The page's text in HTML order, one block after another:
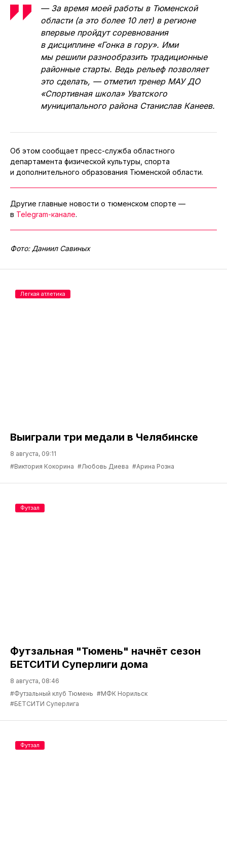
— За время моей работы в Тюменской
области (а это более 10 лет) в регионе
впервые пройдут соревнования
в дисциплине «Гонка в гору». Ими
мы решили разнообразить традиционные
районные старты. Ведь рельеф позволяет
это сделать, — отметил тренер МАУ ДО
«Cпортивная школа» Уватского
муниципального района Станислав Канеев.
Об этом сообщает пресс-служба областного
департамента физической культуры, спорта
и дополнительного образования Тюменской области.
Другие главные новости о тюменском спорте —
в Telegram-канале.
Фото: Даниил Савиных
Выиграли три медали в Челябинске
8 августа, 09:11
#Виктория Кокорина #Любовь Диева #Арина Розна
Легкая атлетика
Футзальная "Тюмень" начнёт сезон
БЕТСИТИ Суперлиги дома
8 августа, 08:46
#Футзальный клуб Тюмень #МФК Норильск
#БЕТСИТИ Суперлига
Футзал
Футзал